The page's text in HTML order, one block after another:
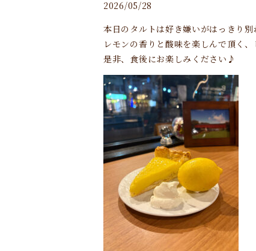
2026/05/28
本日のタルトは好き嫌いがはっきり
レモンの香りと酸味を楽しんで頂く
是非、食後にお楽しみください♪